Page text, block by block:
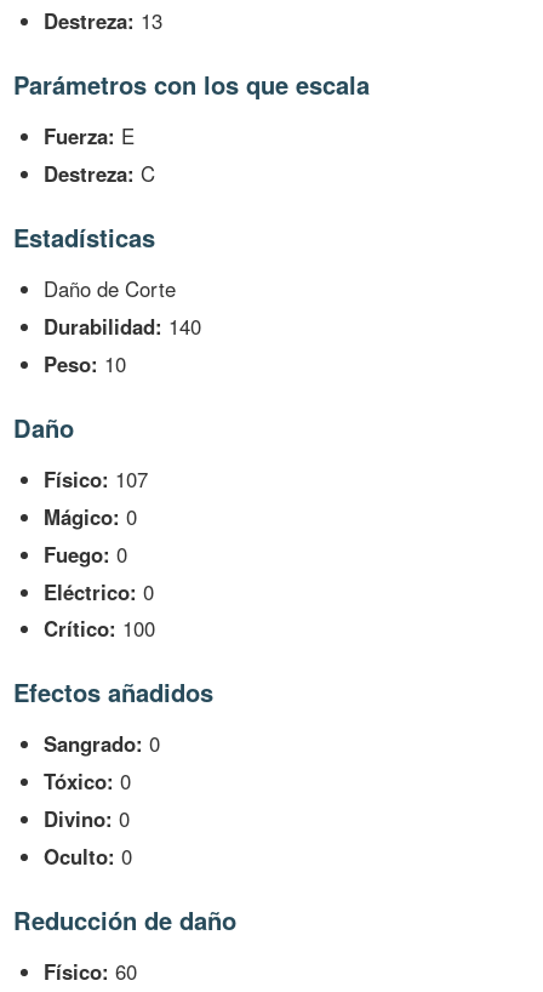
Destreza: 13
Parámetros con los que escala
Fuerza: E
Destreza: C
Estadísticas
Daño de Corte
Durabilidad: 140
Peso: 10
Daño
Físico: 107
Mágico: 0
Fuego: 0
Eléctrico: 0
Crítico: 100
Efectos añadidos
Sangrado: 0
Tóxico: 0
Divino: 0
Oculto: 0
Reducción de daño
Físico: 60